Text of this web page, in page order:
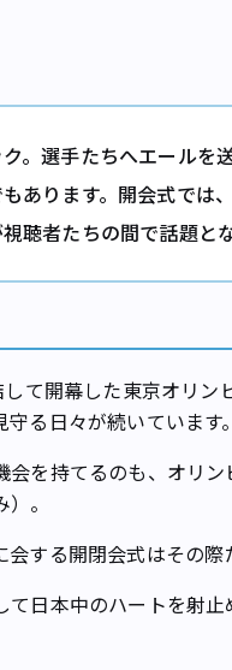
。選手たちへエールを
あります。開会式では
聴者たちの間で話題と
て開幕した東京オリン
る日々が続いています。
を持てるのも、オリン
。
する開閉会式はその際
日本中のハートを射